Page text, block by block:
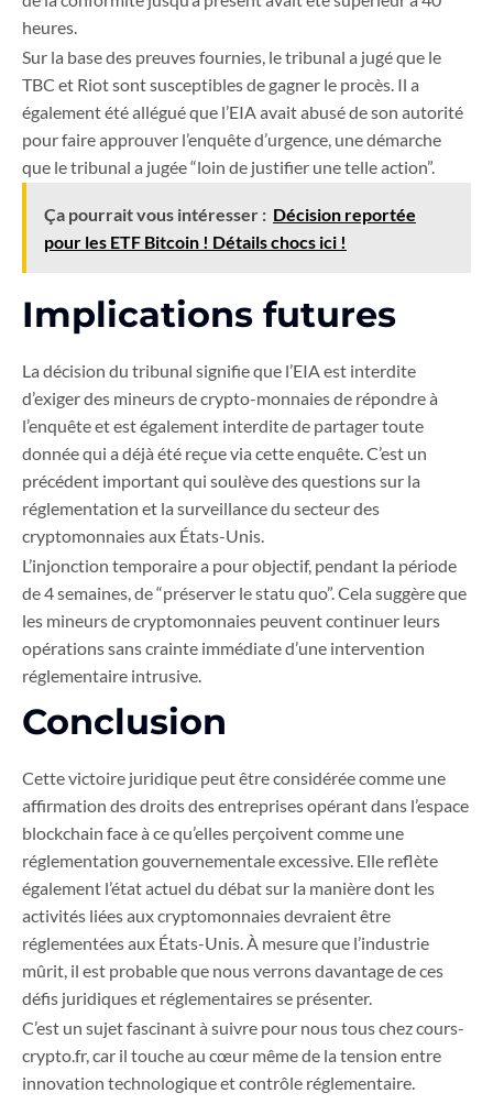
heures.
Sur la base des preuves fournies, le tribunal a jugé que le
TBC et Riot sont susceptibles de gagner le procès. Il a
également été allégué que l’EIA avait abusé de son autorité
pour faire approuver l’enquête d’urgence, une démarche
que le tribunal a jugée “loin de justifier une telle action”.
Ça pourrait vous intéresser : Décision reportée
pour les ETF Bitcoin ! Détails chocs ici !
Implications futures
La décision du tribunal signifie que l’EIA est interdite
d’exiger des mineurs de crypto-monnaies de répondre à
l’enquête et est également interdite de partager toute
donnée qui a déjà été reçue via cette enquête. C’est un
précédent important qui soulève des questions sur la
réglementation et la surveillance du secteur des
cryptomonnaies aux États-Unis.
L’injonction temporaire a pour objectif, pendant la période
de 4 semaines, de “préserver le statu quo”. Cela suggère que
les mineurs de cryptomonnaies peuvent continuer leurs
opérations sans crainte immédiate d’une intervention
réglementaire intrusive.
Conclusion
Cette victoire juridique peut être considérée comme une
affirmation des droits des entreprises opérant dans l’espace
blockchain face à ce qu’elles perçoivent comme une
réglementation gouvernementale excessive. Elle reflète
également l’état actuel du débat sur la manière dont les
activités liées aux cryptomonnaies devraient être
réglementées aux États-Unis. À mesure que l’industrie
mûrit, il est probable que nous verrons davantage de ces
défis juridiques et réglementaires se présenter.
C’est un sujet fascinant à suivre pour nous tous chez cours-
crypto.fr, car il touche au cœur même de la tension entre
innovation technologique et contrôle réglementaire.